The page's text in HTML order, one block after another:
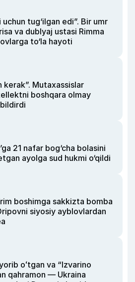
tug‘ilgan edi”. Bir umr
va dublyaj ustasi Rimma
to‘la hayoti
kerak”. Mutaxassislar
boshqara olmay
21 nafar bog‘cha bolasini
ayolga sud hukmi o‘qildi
boshimga sakkizta bomba
siyosiy ayblovlardan
oʻtgan va “Izvarino
qahramon — Ukraina